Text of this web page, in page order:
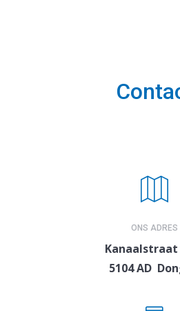
ONS ADRES
Kanaalstraat
5104 AD